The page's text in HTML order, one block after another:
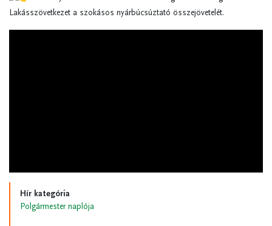
Lakásszövetkezet a szokásos nyárbúcsúztató összejövetelét.
Hír kategória
Polgármester naplója